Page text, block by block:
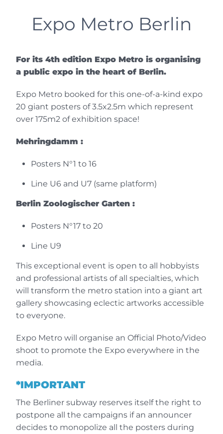
Artista Phygital
El azar de las redes sociales y la audacia
en contacto con el creador de este
innovador concepto artístico. La
exposición en Miami me sedujo de
inmediato y, dada la ambición del
acompañado también por algunos
apreció mi trabajo y mi "Cow French
Touch" se vio por todo Miami como
Agradezco calurosamente a los
conductores, a la ciudad de Miami y a
todo el equipo que generosamente trajo
el arte a la ciudad de una manera
sorprendente. Gracias de nuevo, deseo a
EXPOMETRO muchos años de éxito, pero
ni que decir tiene que esta idea perdurará
sólo una idea? VanLuc
Expo Metro Berlin
For its 4th edition Expo Metro is organising
a public expo in the heart of Berlin.
Expo Metro booked for this one-of-a-kind expo
20 giant posters of 3.5x2.5m which represent
over 175m2 of exhibition space!
Mehringdamm :
Posters N°1 to 16
Line U6 and U7 (same platform)
Berlin Zoologischer Garten :
Posters N°17 to 20
Line U9
This exceptional event is open to all hobbyists
and professional artists of all specialties, which
will transform the metro station into a giant art
gallery showcasing eclectic artworks accessible
to everyone.
Expo Metro will organise an Official Photo/Video
shoot to promote the Expo everywhere in the
media.
*IMPORTANT
The Berliner subway reserves itself the right to
postpone all the campaigns if an announcer
decides to monopolize all the posters during